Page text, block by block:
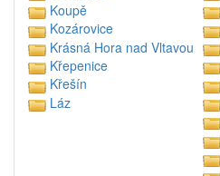
Koupě
Kozárovice
Krásná Hora nad Vltavou
Křepenice
Křešín
Láz